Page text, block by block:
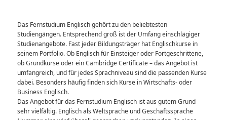
Das Fernstudium Englisch gehört zu den beliebtesten
Studiengängen. Entsprechend groß ist der Umfang einschlägiger
Studienangebote. Fast jeder Bildungsträger hat Englischkurse in
seinem Portfolio. Ob Englisch für Einsteiger oder Fortgeschrittene,
ob Grundkurse oder ein Cambridge Certificate – das Angebot ist
umfangreich, und für jedes Sprachniveau sind die passenden Kurse
dabei. Besonders häufig finden sich Kurse in Wirtschafts- oder
Business Englisch.
Das Angebot für das Fernstudium Englisch ist aus gutem Grund
sehr vielfältig. Englisch als Weltsprache und Geschäftssprache